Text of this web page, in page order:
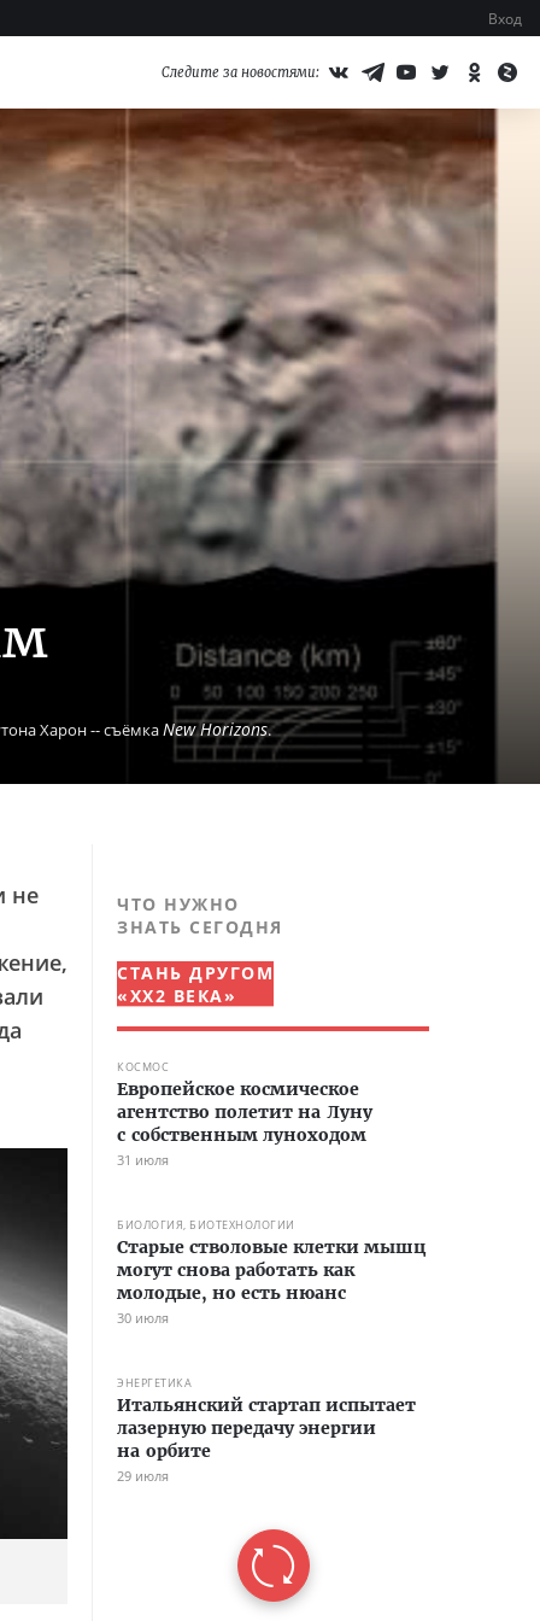
Вход
Следите за новостями:
Харон -- съёмкаNew Horizons.
не
ЧТО НУЖНО
ЗНАТЬ СЕГОДНЯ
СТАНЬ ДРУГОМ
«XX2 ВЕКА»
КОСМОС
Европейское космическое
агентство полетит на Луну
с собственным луноходом
31 июля
БИОЛОГИЯ, БИОТЕХНОЛОГИИ
Старые стволовые клетки мышц
могут снова работать как
молодые, но есть нюанс
30 июля
ЭНЕРГЕТИКА
Итальянский стартап испытает
лазерную передачу энергии
на орбите
29 июля